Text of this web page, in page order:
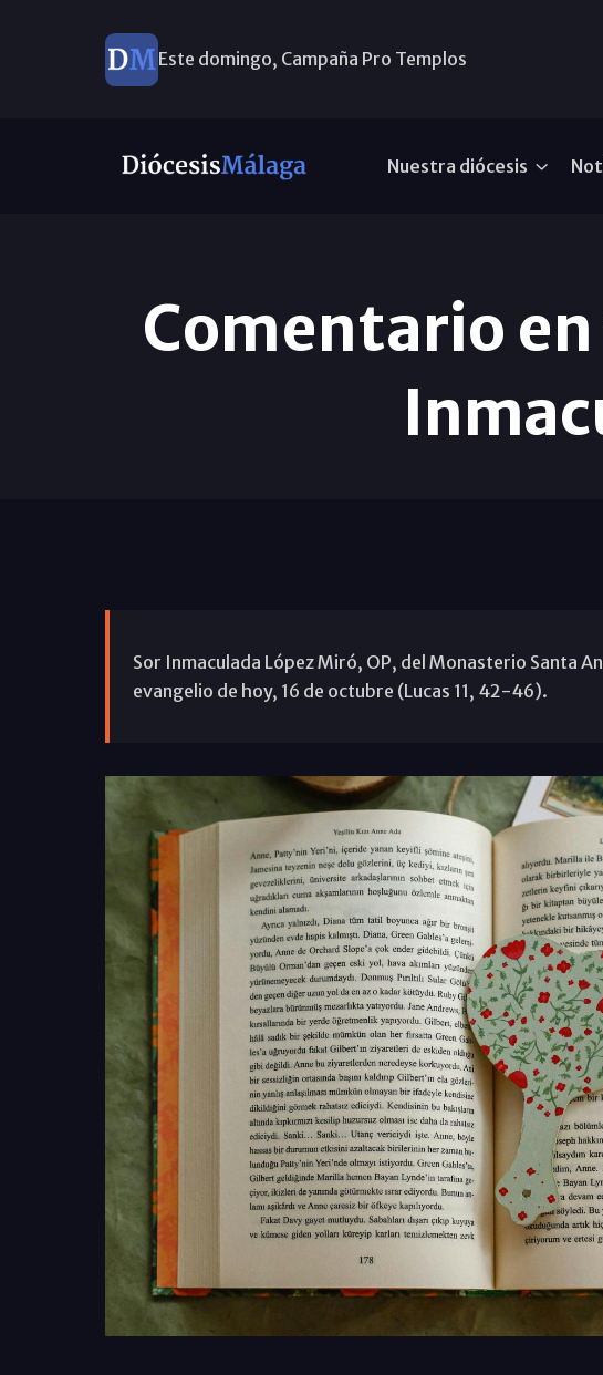
Este domingo, Campaña Pro Templos
Nuestra diócesis
Comentario
Sor Inmaculada López Miró, OP, del Monasterio Santa
evangelio de hoy, 16 de octubre (Lucas 11, 42-46).